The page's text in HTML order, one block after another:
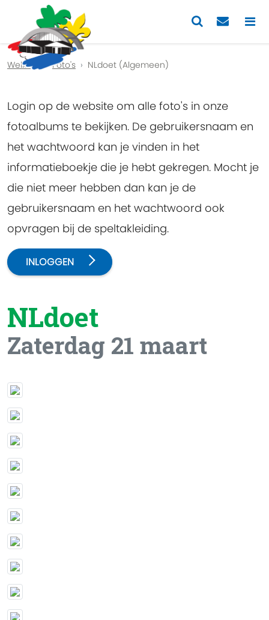
Previous
Welkom Foto's NLdoet (Algemeen)
Login op de website om alle foto's in onze
fotoalbums te bekijken. De gebruikersnaam en
het wachtwoord kan je vinden in het
informatieboekje die je hebt gekregen. Mocht je
die niet meer hebben dan kan je de
gebruikersnaam en het wachtwoord ook
opvragen bij de speltakleiding.
INLOGGEN
NLdoet
Zaterdag 21 maart